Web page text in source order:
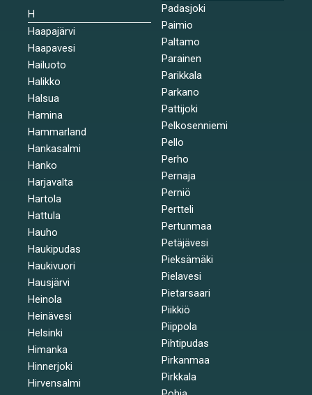
H
Haapajärvi
Haapavesi
Hailuoto
Halikko
Halsua
Hamina
Hammarland
Hankasalmi
Hanko
Harjavalta
Hartola
Hattula
Hauho
Haukipudas
Haukivuori
Hausjärvi
Heinola
Heinävesi
Helsinki
Himanka
Hinnerjoki
Hirvensalmi
Padasjoki
Paimio
Paltamo
Parainen
Parikkala
Parkano
Pattijoki
Pelkosenniemi
Pello
Perho
Pernaja
Perniö
Pertteli
Pertunmaa
Petäjävesi
Pieksämäki
Pielavesi
Pietarsaari
Piikkiö
Piippola
Pihtipudas
Pirkanmaa
Pirkkala